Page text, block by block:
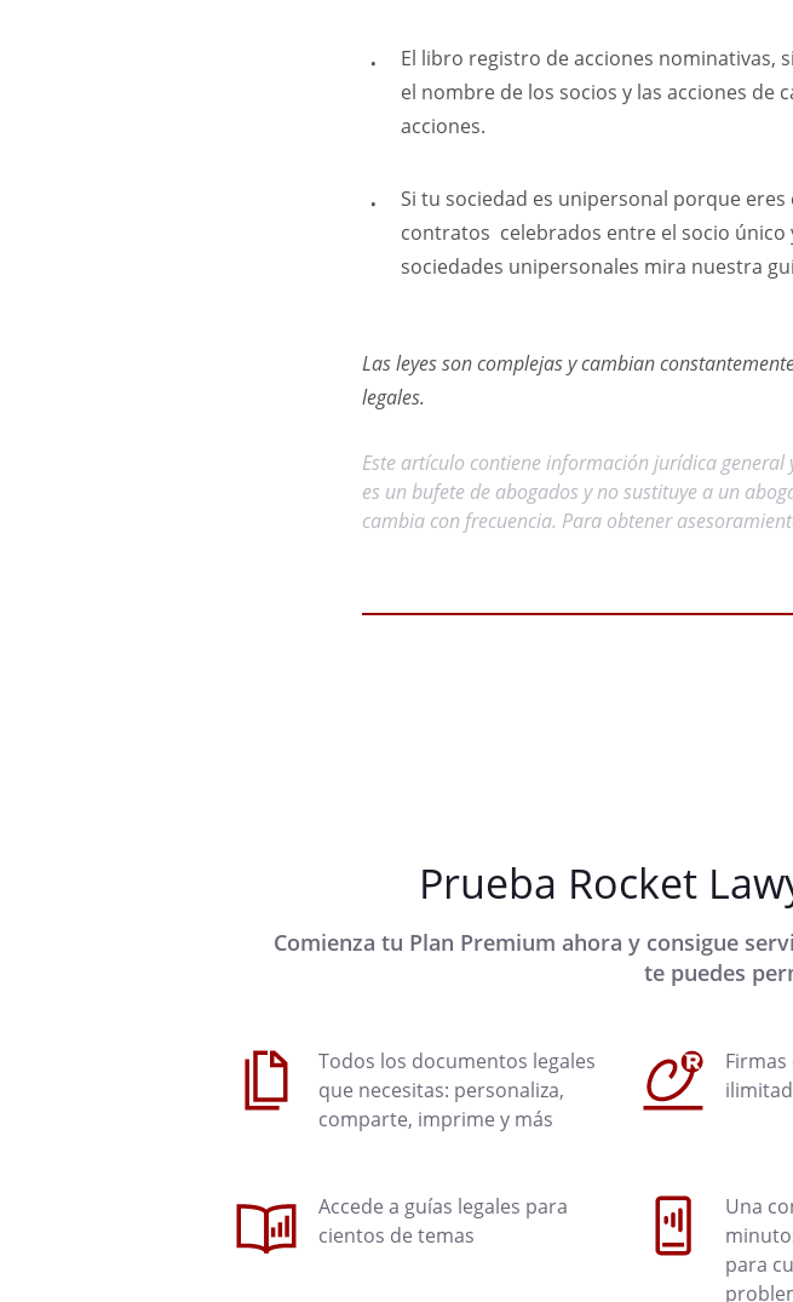
El libro registro de acciones nominativas,
el nombre de los socios y las acciones de
acciones.
Si tu sociedad es unipersonal porque
contratos celebrados entre el socio único
sociedades unipersonales mira nuestra
Las leyes son complejas y cambian
legales.
Este artículo contiene información jurídica
es un bufete de abogados y no sustituye a un
cambia con frecuencia. Para obtener
Prueba Rocket
Comienza tu Plan Premium ahora y consigue
te puedes
Todos los documentos legales
que necesitas: personaliza,
comparte, imprime y más
Accede a guías legales para
cientos de temas
Una
para